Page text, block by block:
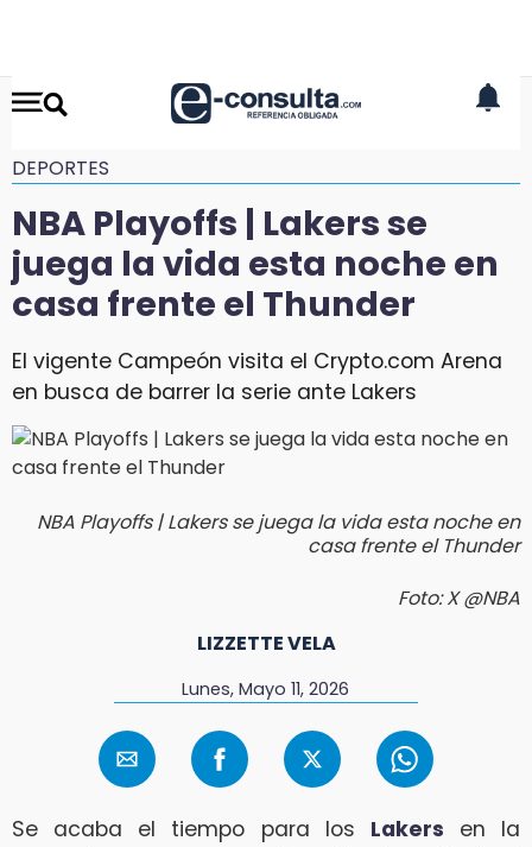
DEPORTES
NBA Playoffs | Lakers se
juega la vida esta noche en
casa frente el Thunder
El vigente Campeón visita el Crypto.com Arena
en busca de barrer la serie ante Lakers
NBA Playoffs | Lakers se juega la vida esta noche en
casa frente el Thunder
Foto: X @NBA
LIZZETTE VELA
Lunes, Mayo 11, 2026
​Se acaba el tiempo para los Lakers en la